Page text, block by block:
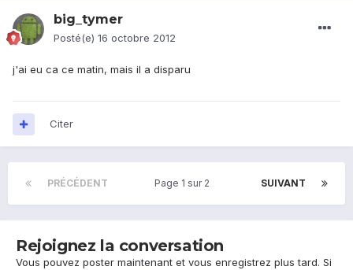
big_tymer
Posté(e) 16 octobre 2012
j'ai eu ca ce matin, mais il a disparu
Citer
PRÉCÉDENT SUIVANT
Page 1 sur 2
Rejoignez la conversation
Vous pouvez poster maintenant et vous enregistrez plus tard. Si